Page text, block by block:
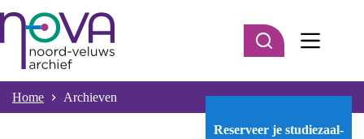
naar
inhoud
Home Archieven
Reserveer je studiezaal-